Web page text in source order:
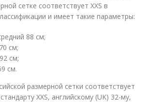
сетке соответствует XXS в
и имеет такие параметры:
88 см;
см;
см;
см.
размерной сетки соответствует
XXS, английскому (UK) 32-му,